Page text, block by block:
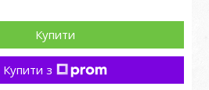
Купити
Купити з